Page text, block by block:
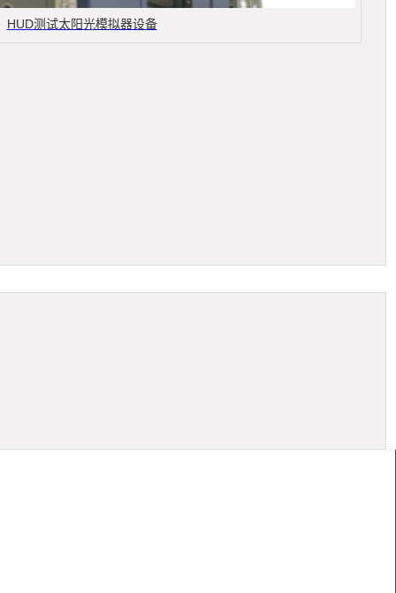
HUD测试太阳光模拟器设备